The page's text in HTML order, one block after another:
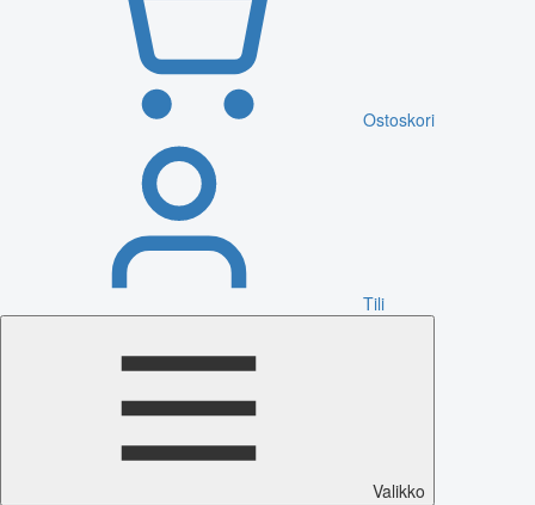
Ostoskori
Tili
Valikko